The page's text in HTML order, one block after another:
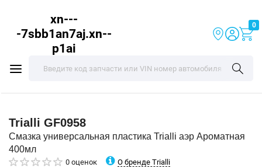
xn---
-7sbb1an7aj.xn--
p1ai
0
Trialli GF0958
Смазка универсальная пластика Trialli аэр Ароматная
400мл
0 оценок О бренде Trialli